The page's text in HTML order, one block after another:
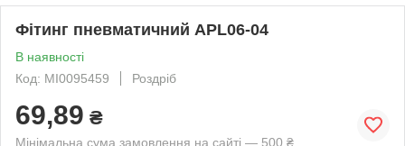
Фітинг пневматичний APL06-04
В наявності
Код: MI0095459
Роздріб
69,89 ₴
Мінімальна сума замовлення на сайті — 500 ₴